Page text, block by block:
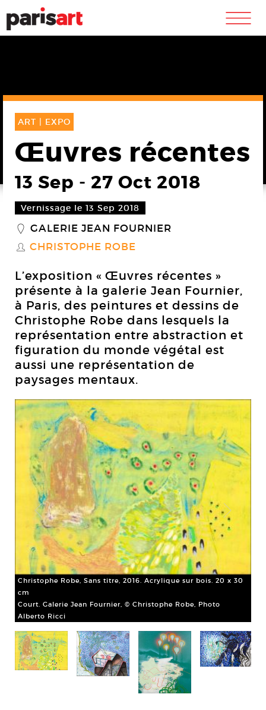
m
ART | EXPO
Œuvres récentes
13 Sep - 27 Oct 2018
Vernissage le 13 Sep 2018
_ GALERIE JEAN FOURNIER
S CHRISTOPHE ROBE
L’exposition « Œuvres récentes »
présente à la galerie Jean Fournier,
à Paris, des peintures et dessins de
Christophe Robe dans lesquels la
représentation entre abstraction et
figuration du monde végétal est
aussi une représentation de
paysages mentaux.
Christophe Robe, Sans titre, 2016. Acrylique sur bois. 20 x 30
cm
Court. Galerie Jean Fournier, © Christophe Robe, Photo
Alberto Ricci